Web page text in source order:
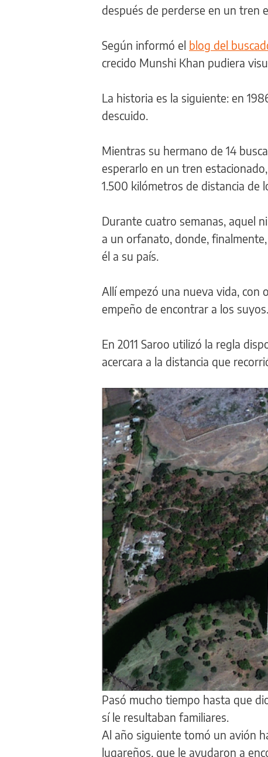
después de perderse en un tren
Según informó el blog del
crecido Munshi Khan pudiera
La historia es la siguiente: en
descuido.
Mientras su hermano de 14
esperarlo en un tren
1.500 kilómetros de distancia de
Durante cuatro semanas, aquel
a un orfanato, donde,
él a su país.
Allí empezó una nueva vida, con
empeño de encontrar a los suyos.
En 2011 Saroo utilizó la regla
acercara a la distancia que
Pasó mucho tiempo hasta que
sí le resultaban familiares.
Al año siguiente tomó un avión
lugareños, que le ayudaron a